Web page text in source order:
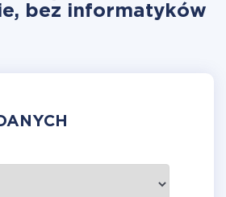
bez informatyków